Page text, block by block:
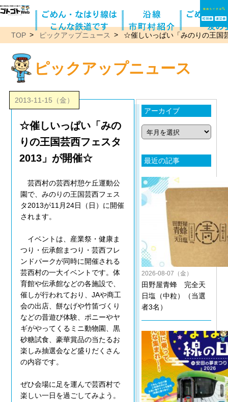
TOP ピックアップニュース ☆催しいっぱい「みのりの王国
ピックアップニュース
2013-11-15（金）
☆催しいっぱい「みの
りの王国芸西フェスタ
2013」が開催☆
芸西村の芸西村憩ケ丘運動公
園で、みのりの王国芸西フェス
タ2013が11月24日（日）に開催
されます。
イベントは、産業祭・健康ま
つり・伝承館まつり・芸西フレ
ンドパークが同時に開催される
芸西村の一大イベントです。体
育館や伝承館などの各施設で、
催しが行われており、JAや商工
会の出店、餅なげや竹笛づくり
などの昔遊び体験、ポニーやヤ
ギがやってくるミニ動物園、黒
砂糖試食、豪華賞品の当たるお
楽しみ抽選会など盛りだくさん
の内容です。
ぜひ会場に足を運んで芸西村で
楽しい一日を過ごしてみよう。
アーカイブ
最近の記事
2026-08-07（金）
田野屋青蜂 完全天
日塩（中粒）（当選
者3名）